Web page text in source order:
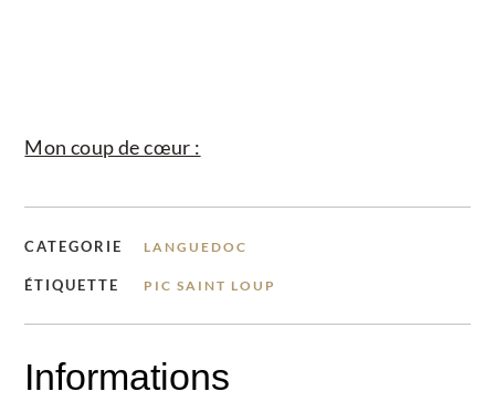
Mon coup de cœur :
CATEGORIE LANGUEDOC
ÉTIQUETTE PIC SAINT LOUP
Informations